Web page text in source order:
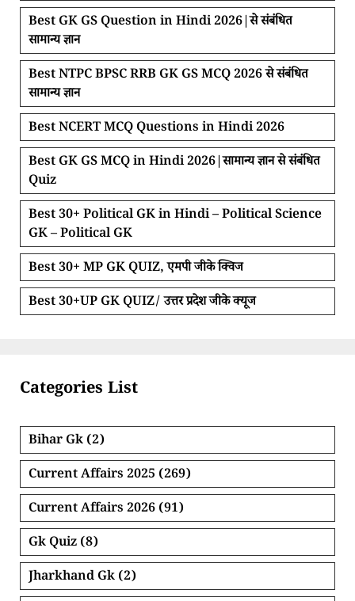
Best GK GS Question in Hindi 2026|से संबंधित
सामान्य ज्ञान
Best NTPC BPSC RRB GK GS MCQ 2026 से संबंधित
सामान्य ज्ञान
Best NCERT MCQ Questions in Hindi 2026
Best GK GS MCQ in Hindi 2026|सामान्य ज्ञान से संबंधित
Quiz
Best 30+ Political GK in Hindi – Political Science
GK – Political GK
Best 30+ MP GK QUIZ, एमपी जीके क्विज
Best 30+UP GK QUIZ/ उत्तर प्रदेश जीके क्यूज
Categories List
Bihar Gk (2)
Current Affairs 2025 (269)
Current Affairs 2026 (91)
Gk Quiz (8)
Jharkhand Gk (2)